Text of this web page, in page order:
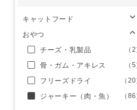
キャットフード
おやつ
チーズ・乳製品
（2
骨・ガム・アキレス （5
フリーズドライ （20
ジャーキー（肉・魚） （86